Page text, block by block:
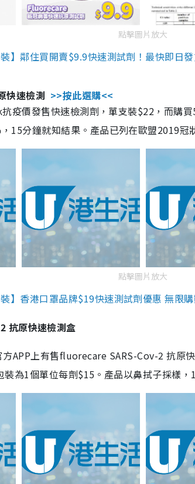
點擊圖片放大
】鄰住買開賣$9.9快速測試劑！最快即日
快速檢測 >>按此選購<<
疫價發售快速檢測劑，單支裝$22，而購
15分鐘就知結果。產品已列在歐盟2019冠
點擊圖片放大
】香港口罩品牌$19快速測試劑優惠 無限
抗原快速檢測盒
APP上有售fluorecare SARS-Cov-2 抗原
為1個單位每劑$15。產品以鼻拭子採樣，